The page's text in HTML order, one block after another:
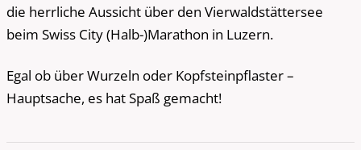
die herrliche Aussicht über den Vierwaldstättersee
beim Swiss City (Halb-)Marathon in Luzern.
Egal ob über Wurzeln oder Kopfsteinpflaster –
Hauptsache, es hat Spaß gemacht!